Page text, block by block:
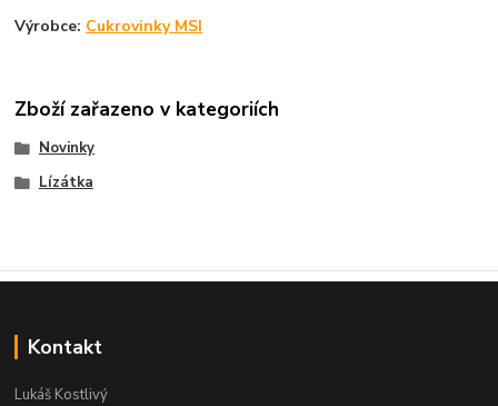
Výrobce: Cukrovinky MSI
Zboží zařazeno v kategoriích
Novinky
Lízátka
Kontakt
Lukáš Kostlivý